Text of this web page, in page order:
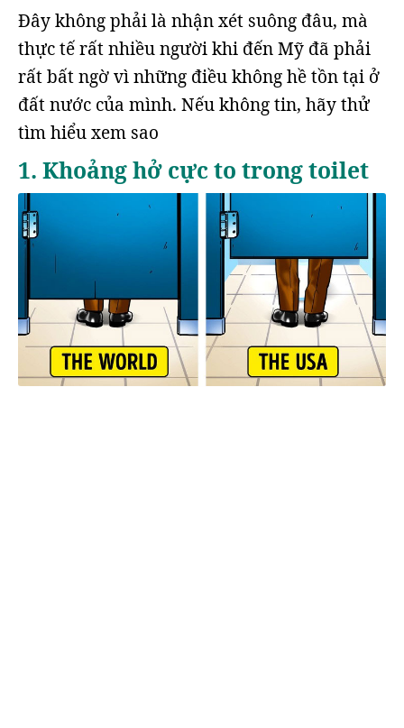
Đây không phải là nhận xét suông đâu, mà
thực tế rất nhiều người khi đến Mỹ đã phải
rất bất ngờ vì những điều không hề tồn tại ở
đất nước của mình. Nếu không tin, hãy thử
tìm hiểu xem sao
1. Khoảng hở cực to trong toilet